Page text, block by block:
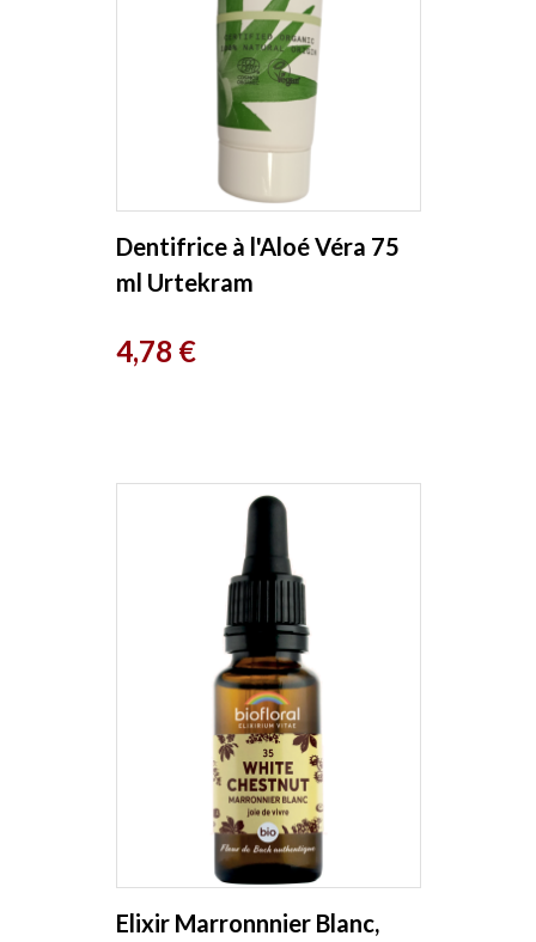
Dentifrice à l'Aloé Véra 75
ml Urtekram
Prix
4,78 €
Elixir Marronnnier Blanc,